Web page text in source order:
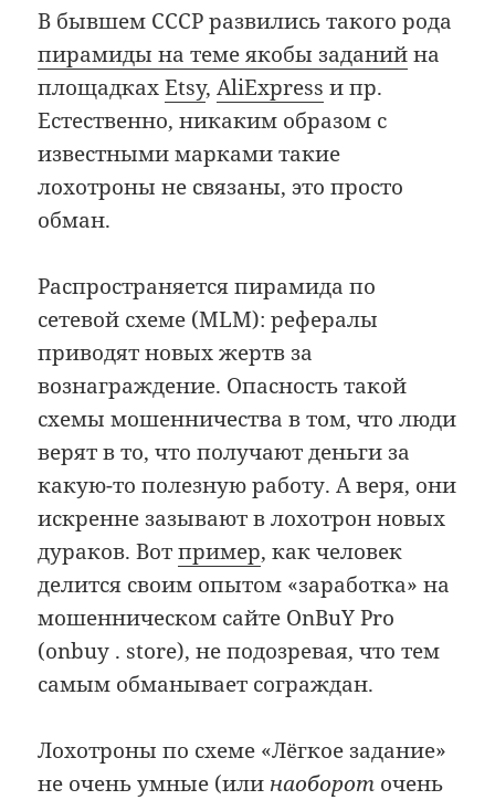
В бывшем СССР развились такого рода
пирамиды на теме якобы заданийна
площадкахEtsy,AliExpress и пр.
Естественно, никаким образом с
известными марками такие
лохотроны не связаны, это просто
обман.
Распространяется пирамида по
сетевой схеме (MLM): рефералы
приводят новых жертв за
вознаграждение. Опасность такой
схемы мошенничества в том, что люди
верят в то, что получают деньги за
какую-то полезную работу. А веря, они
искренне зазывают в лохотрон новых
дураков. Вотпример, как человек
делится своим опытом «заработка» на
мошенническом сайте OnBuY Pro
(onbuy . store), не подозревая, что тем
самым обманывает сограждан.
Лохотроны по схеме «Лёгкое задание»
не очень умные (или наоборот очень